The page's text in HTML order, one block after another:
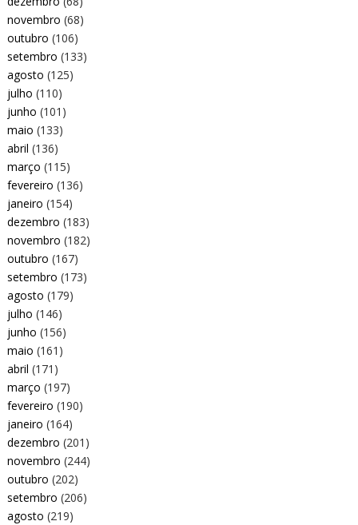
novembro (68)
outubro (106)
setembro (133)
agosto (125)
julho (110)
junho (101)
maio (133)
abril (136)
março (115)
fevereiro (136)
janeiro (154)
dezembro (183)
novembro (182)
outubro (167)
setembro (173)
agosto (179)
julho (146)
junho (156)
maio (161)
abril (171)
março (197)
fevereiro (190)
janeiro (164)
dezembro (201)
novembro (244)
outubro (202)
setembro (206)
agosto (219)